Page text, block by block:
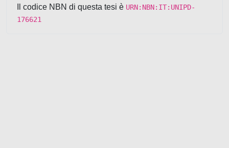
Il codice NBN di questa tesi è URN:NBN:IT:UNIPD-
176621